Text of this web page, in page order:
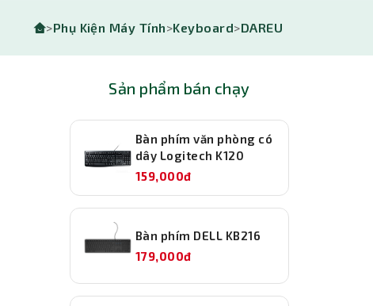
>Phụ Kiện Máy Tính>Keyboard>DAREU
Sản phẩm bán chạy
Bàn phím văn phòng có
dây Logitech K120
159,000đ
Bàn phím DELL KB216
179,000đ